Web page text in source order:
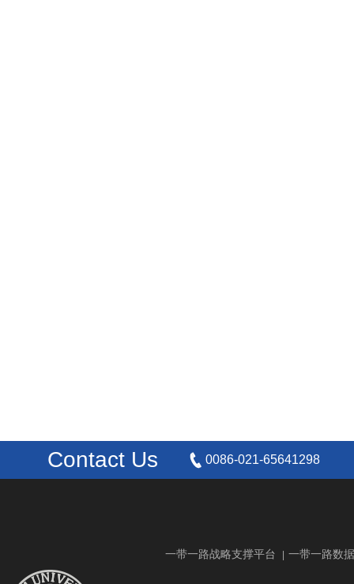
Contact Us 0086-021-65641298
一带一路战略支撑平台 一带一路数